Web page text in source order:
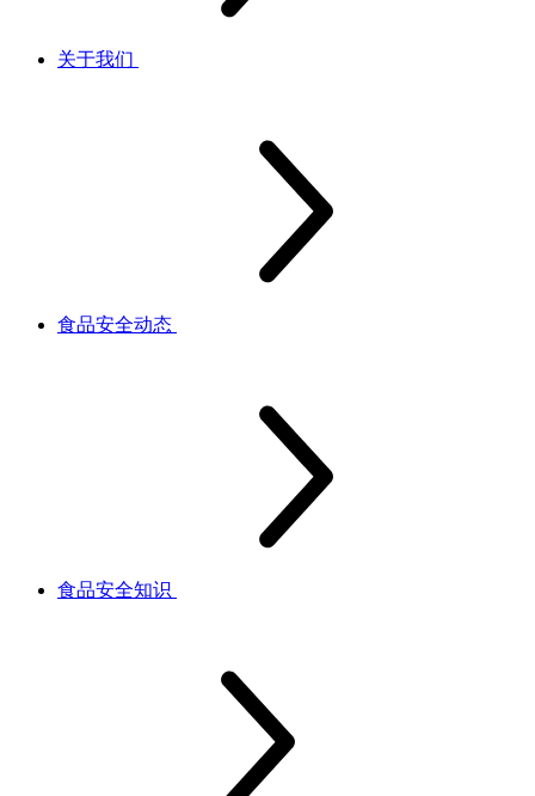
关于我们
食品安全动态
食品安全知识